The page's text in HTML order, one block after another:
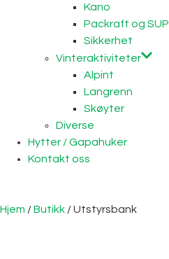
Kano
Packraft og SUP
Sikkerhet
Vinteraktiviteter
Alpint
Langrenn
Skøyter
Diverse
Hytter / Gapahuker
Kontakt oss
Hjem /Butikk / Utstyrsbank